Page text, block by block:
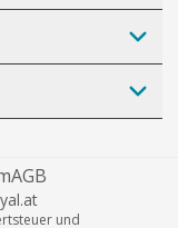
AGB
und